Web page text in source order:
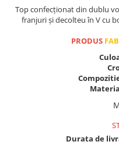
Top confecționat din dublu
franjuri și decolteu în V cu
PRODUS
Durata de